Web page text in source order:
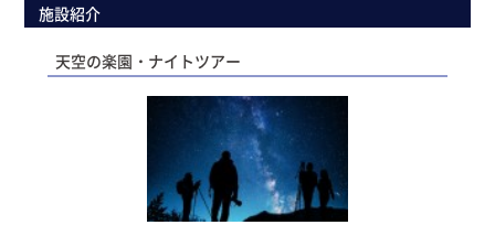
施設紹介
天空の楽園・ナイトツアー